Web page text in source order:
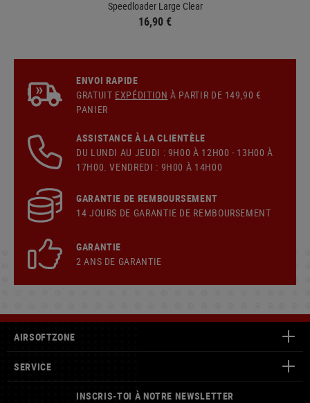
Speedloader Large Clear
16,90 €
ENVOI RAPIDE
GRATUIT EXPÉDITION À PARTIR DE 149,90 €
PANIER
ASSISTANCE À LA CLIENTÈLE
DU LUNDI AU JEUDI : 9H00 À 12H00 - 13H00 À
17H00. VENDREDI : 9H00 À 14H00
GARANTIE DE REMBOURSEMENT
14 JOURS DE GARANTIE DE REMBOURSEMENT
GARANTIE
2 ANS DE GARANTIE
AIRSOFTZONE
SERVICE
INSCRIS-TOI À NOTRE NEWSLETTER